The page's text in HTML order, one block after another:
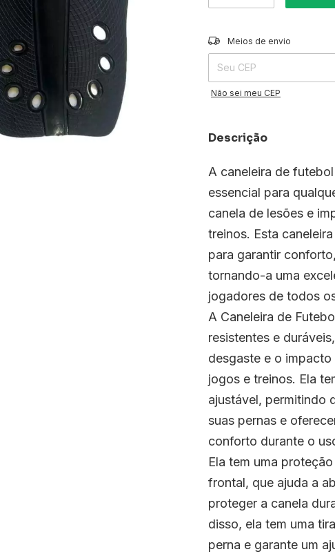
Entregas para o CEP:
Meios de envio
Não sei meu CEP
Descrição
A caneleira de
essencial para
canela de lesões e
treinos. Esta
para garantir
tornando-a uma
jogadores de todos
A Caneleira de
resistentes e
desgaste e o
jogos e treinos. Ela
ajustável, permitindo
suas pernas e
conforto durante o
Ela tem uma
frontal, que ajuda a
proteger a canela
disso, ela tem uma
perna e garante um